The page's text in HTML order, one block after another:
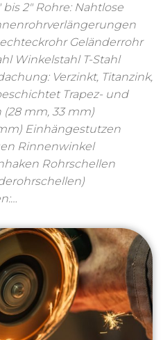
bis 2″ Rohre: Nahtlose
Geländerrohr
Winkelstahl T-Stahl
Verzinkt, Titanzink,
Trapez- und
mm, 33 mm)
Einhängestutzen
Rinnenwinkel
Rohrschellen